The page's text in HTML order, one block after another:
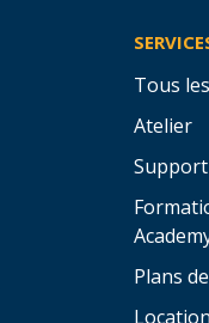
Tous
Atelier
Plans
Location